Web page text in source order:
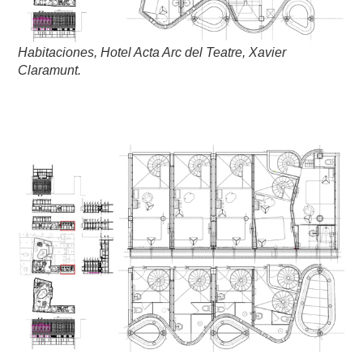
Habitaciones, Hotel Acta Arc del Teatre, Xavier
Claramunt.